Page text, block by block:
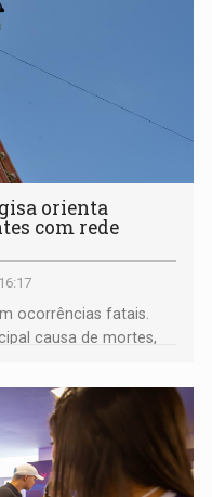
orienta
com rede
ocorrências fatais.
causa de mortes,